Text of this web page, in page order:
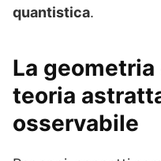
quantistica.
La
teoria
osservabile